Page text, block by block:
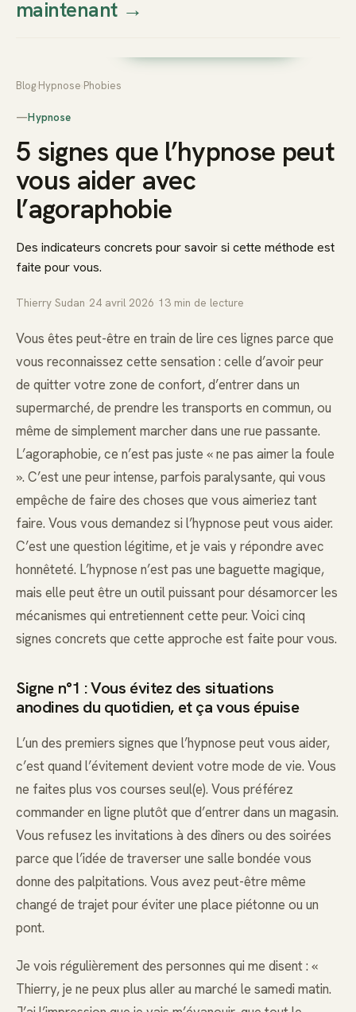
Thierry
Prendre rendez-vous dès
maintenant→
Blog Hypnose Phobies
—Hypnose
5 signes que l’hypnose peut
vous aider avec
l’agoraphobie
Des indicateurs concrets pour savoir si cette méthode est
faite pour vous.
Thierry Sudan 24 avril 2026 13 min de lecture
Vous êtes peut-être en train de lire ces lignes parce que
vous reconnaissez cette sensation : celle d’avoir peur
de quitter votre zone de confort, d’entrer dans un
supermarché, de prendre les transports en commun, ou
même de simplement marcher dans une rue passante.
L’agoraphobie, ce n’est pas juste « ne pas aimer la foule
». C’est une peur intense, parfois paralysante, qui vous
empêche de faire des choses que vous aimeriez tant
faire. Vous vous demandez si l’hypnose peut vous aider.
C’est une question légitime, et je vais y répondre avec
honnêteté. L’hypnose n’est pas une baguette magique,
mais elle peut être un outil puissant pour désamorcer les
mécanismes qui entretiennent cette peur. Voici cinq
signes concrets que cette approche est faite pour vous.
Signe n°1 : Vous évitez des situations
anodines du quotidien, et ça vous épuise
L’un des premiers signes que l’hypnose peut vous aider,
c’est quand l’évitement devient votre mode de vie. Vous
ne faites plus vos courses seul(e). Vous préférez
commander en ligne plutôt que d’entrer dans un magasin.
Vous refusez les invitations à des dîners ou des soirées
parce que l’idée de traverser une salle bondée vous
donne des palpitations. Vous avez peut-être même
changé de trajet pour éviter une place piétonne ou un
pont.
Je vois régulièrement des personnes qui me disent : «
Thierry, je ne peux plus aller au marché le samedi matin.